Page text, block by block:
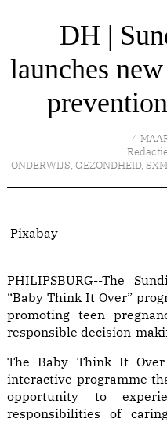
DH |
launches
4
ONDERWIJS, GEZONDHEID,
Pixabay
PHILIPSBURG--The
“Baby Think It Over”
promoting teen
responsible decision-
The Baby Think It
interactive programme
opportunity to
responsibilities of